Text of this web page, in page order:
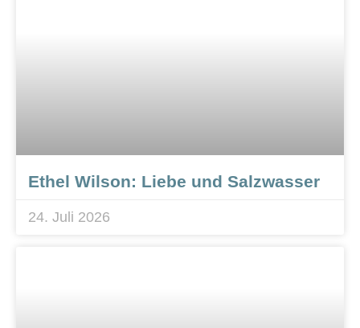
Ethel Wilson: Liebe und Salzwasser
24. Juli 2026